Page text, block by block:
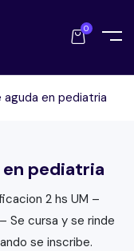
0
en pediatria
en pediatria
2 hs UM –
Se cursa y se rinde
se inscribe.